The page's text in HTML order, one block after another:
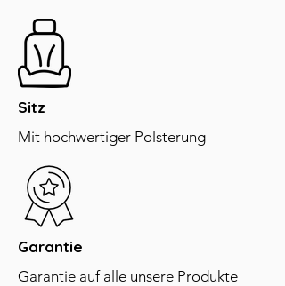
Sitz
Mit hochwertiger Polsterung
Garantie
Garantie auf alle unsere Produkte